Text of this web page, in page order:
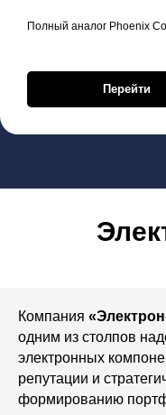
Полный аналог Phoenix
Перейти
Компания
одним из столпов
электронных
репутации и
формированию